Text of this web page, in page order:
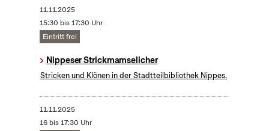
11.11.2025
15:30 bis 17:30 Uhr
Eintritt frei
Nippeser Strickmamsellcher
Stricken und Klönen in der Stadtteilbibliothek Nippes.
11.11.2025
16 bis 17:30 Uhr